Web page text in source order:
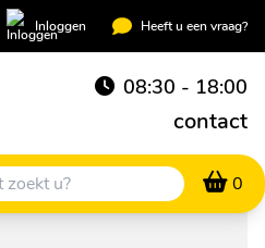
Inloggen Heeft u een vraag?
08:30 - 18:00
contact
0